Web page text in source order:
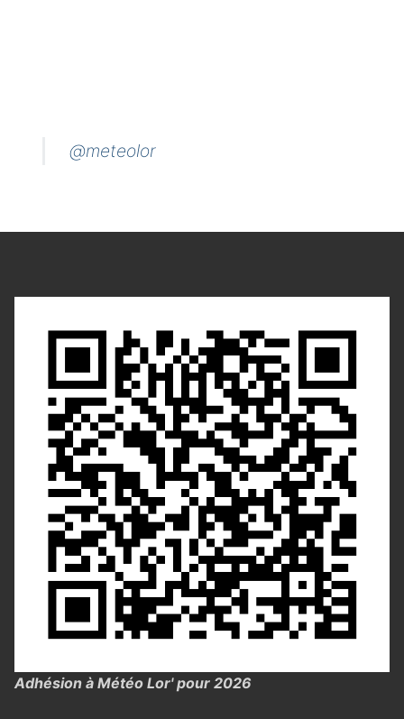
@meteolor
Adhésion à Météo Lor' pour 2026